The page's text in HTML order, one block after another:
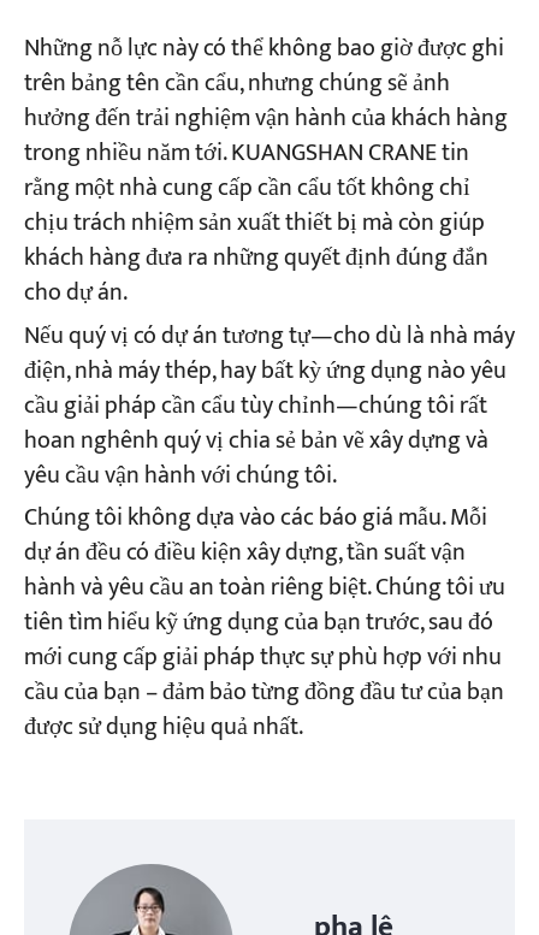
Những nỗ lực này có thể không bao giờ được ghi
trên bảng tên cần cẩu, nhưng chúng sẽ ảnh
hưởng đến trải nghiệm vận hành của khách hàng
trong nhiều năm tới. KUANGSHAN CRANE tin
rằng một nhà cung cấp cần cẩu tốt không chỉ
chịu trách nhiệm sản xuất thiết bị mà còn giúp
khách hàng đưa ra những quyết định đúng đắn
cho dự án.
Nếu quý vị có dự án tương tự—cho dù là nhà máy
điện, nhà máy thép, hay bất kỳ ứng dụng nào yêu
cầu giải pháp cần cẩu tùy chỉnh—chúng tôi rất
hoan nghênh quý vị chia sẻ bản vẽ xây dựng và
yêu cầu vận hành với chúng tôi.
Chúng tôi không dựa vào các báo giá mẫu. Mỗi
dự án đều có điều kiện xây dựng, tần suất vận
hành và yêu cầu an toàn riêng biệt. Chúng tôi ưu
tiên tìm hiểu kỹ ứng dụng của bạn trước, sau đó
mới cung cấp giải pháp thực sự phù hợp với nhu
cầu của bạn – đảm bảo từng đồng đầu tư của bạn
được sử dụng hiệu quả nhất.